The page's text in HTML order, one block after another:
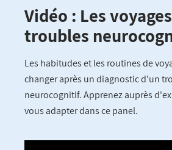
Fil
d'Ariane
Vidéo : Les
troubles
Les habitudes et les routines de
changer après un diagnostic d'un
neurocognitif. Apprenez auprès
vous adapter dans ce panel.